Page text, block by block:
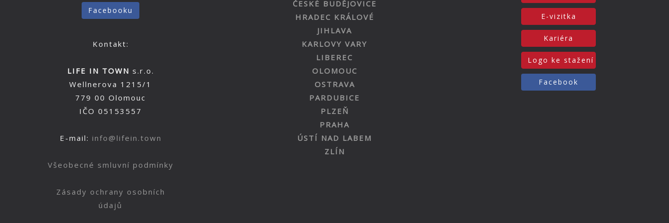
Facebooku
Kontakt:
LIFE IN TOWN s.r.o.
Wellnerova 1215/1
779 00 Olomouc
IČO 05153557
E-mail: info@lifein.town
Všeobecné smluvní podmínky
Zásady ochrany osobních
údajů
ČESKÉ BUDĚJOVICE
HRADEC KRÁLOVÉ
JIHLAVA
KARLOVY VARY
LIBEREC
OLOMOUC
OSTRAVA
PARDUBICE
PLZEŇ
PRAHA
ÚSTÍ NAD LABEM
ZLÍN
E-vizitka
Kariéra
Logo ke stažení
Facebook